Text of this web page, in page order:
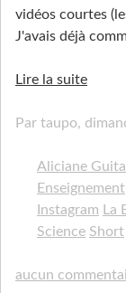
vidéos courtes
J'avais déjà
Lire la suite
Par taupo,
Aliciane
Enseignement
Instagram La
Science Short
aucun